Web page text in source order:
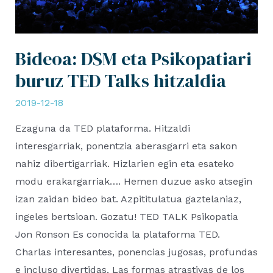
Bideoa: DSM eta Psikopatiari
buruz TED Talks hitzaldia
2019-12-18
Ezaguna da TED plataforma. Hitzaldi
interesgarriak, ponentzia aberasgarri eta sakon
nahiz dibertigarriak. Hizlarien egin eta esateko
modu erakargarriak…. Hemen duzue asko atsegin
izan zaidan bideo bat. Azpititulatua gaztelaniaz,
ingeles bertsioan. Gozatu! TED TALK Psikopatia
Jon Ronson Es conocida la plataforma TED.
Charlas interesantes, ponencias jugosas, profundas
e incluso divertidas. Las formas atrastivas de los